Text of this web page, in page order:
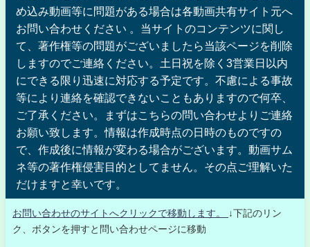
め込み動画等に問題がある場合は各動画共有サイト元へ
お問い合わせください 。当サイトのコンテンツに関し
て、著作権等の問題がございましたら当該ページを削除
しますのでご連絡ください。土日祝を除く3営業日以内
にできる限り迅速に対応する予定です。不慮による事故
等により連絡を確認できないこともありますので何卒、
ご了承ください。まずはこちらの問い合わせよりご連絡
お願い致します。情報は作成時点の日時のものですの
で、作成後に情報が変わる場合がございます。動画サム
ネ等の著作権侵害目的としてません。その点ご理解いた
だけますと幸いです。
お問い合わせのサイトへクリックで移動します。
↓下記のリン
ク、ボタンを押すと問い合わせページに移動